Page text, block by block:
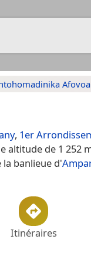
, 1er
altitude de 1 252
banlieue d'
Itinéraires